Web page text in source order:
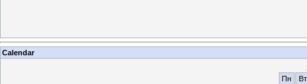
Calendar
Пн
Вт